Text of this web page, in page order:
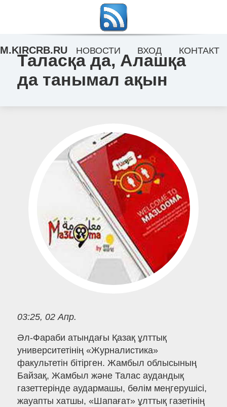
Таласқа да, Алашқа
да танымал ақын
03:25, 02 Апр.
Әл-Фараби атындағы Қазақ ұлттық
университетінің «Журналистика»
факультетін бітірген. Жамбыл облысының
Байзақ, Жамбыл және Талас аудандық
газеттерінде аудармашы, бөлім меңгерушісі,
жауапты хатшы, «Шапағат» ұлттық газетінің
M.KIRCRB.RU НОВОСТИ ВХОД КОНТАКТ